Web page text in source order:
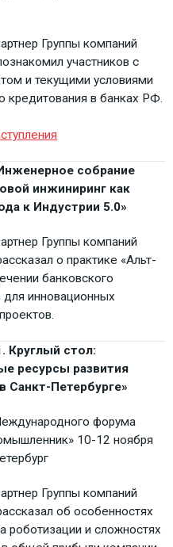
Группы компаний
участников с
и текущими условиями
кредитования в банках РФ.
собрание
инжиниринг как
к Индустрии 5.0»
Группы компаний
о практике «Альт-
банковского
для инновационных
Круглый стол:
ресурсы развития
Санкт-Петербурге»
форума
10-12 ноября
Группы компаний
об особенностях
роботизации и сложностях